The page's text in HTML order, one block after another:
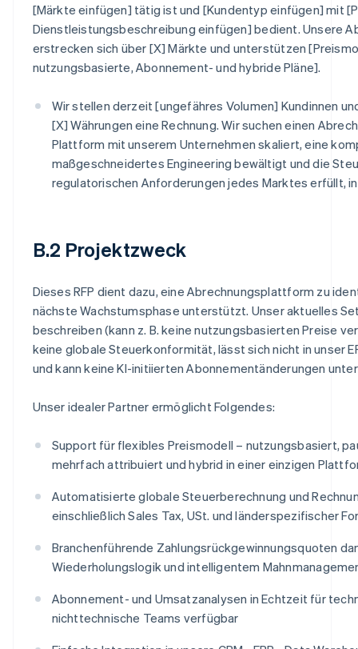
[Märkte einfügen] tätig ist und [Kundentyp einfügen] mit
Dienstleistungsbeschreibung einfügen] bedient. Unsere
erstrecken sich über [X] Märkte und unterstützen
nutzungsbasierte, Abonnement- und hybride Pläne].
Wir stellen derzeit [ungefähres Volumen] Kundinnen
[X] Währungen eine Rechnung. Wir suchen einen
Plattform mit unserem Unternehmen skaliert, eine
maßgeschneidertes Engineering bewältigt und die
regulatorischen Anforderungen jedes Marktes erfüllt,
B.2 Projektzweck
Dieses RFP dient dazu, eine Abrechnungsplattform zu
nächste Wachstumsphase unterstützt. Unser aktuelles
beschreiben (kann z. B. keine nutzungsbasierten Preise
keine globale Steuerkonformität, lässt sich nicht in unser
und kann keine KI-initiierten Abonnementänderungen
Unser idealer Partner ermöglicht Folgendes:
Support für flexibles Preismodell – nutzungsbasiert,
mehrfach attribuiert und hybrid in einer einzigen
Automatisierte globale Steuerberechnung und
einschließlich Sales Tax, USt. und länderspezifischer
Branchenführende Zahlungsrückgewinnungsquoten
Wiederholungslogik und intelligentem
Abonnement- und Umsatzanalysen in Echtzeit für
nichttechnische Teams verfügbar